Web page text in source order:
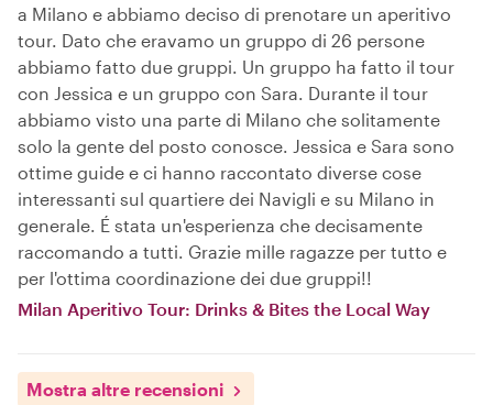
a Milano e abbiamo deciso di prenotare un aperitivo
tour. Dato che eravamo un gruppo di 26 persone
abbiamo fatto due gruppi. Un gruppo ha fatto il tour
con Jessica e un gruppo con Sara. Durante il tour
abbiamo visto una parte di Milano che solitamente
solo la gente del posto conosce. Jessica e Sara sono
ottime guide e ci hanno raccontato diverse cose
interessanti sul quartiere dei Navigli e su Milano in
generale. É stata un'esperienza che decisamente
raccomando a tutti. Grazie mille ragazze per tutto e
per l'ottima coordinazione dei due gruppi!!
Milan Aperitivo Tour: Drinks & Bites the Local Way
Mostra altre recensioni